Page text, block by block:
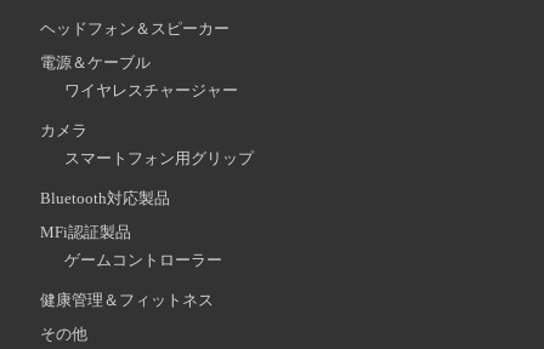
ヘッドフォン＆スピーカー
電源＆ケーブル
ワイヤレスチャージャー
カメラ
スマートフォン用グリップ
Bluetooth対応製品
MFi認証製品
ゲームコントローラー
健康管理＆フィットネス
その他